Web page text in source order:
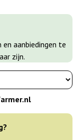
aanbiedingen te
zijn.
Seeds